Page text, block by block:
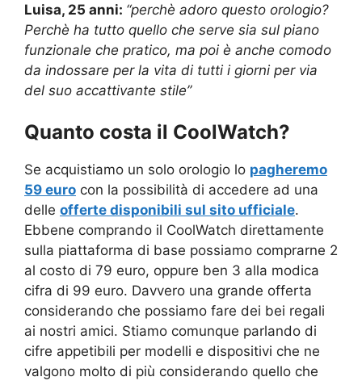
Luisa, 25 anni: “perchè adoro questo orologio?
Perchè ha tutto quello che serve sia sul piano
funzionale che pratico, ma poi è anche comodo
da indossare per la vita di tutti i giorni per via
del suo accattivante stile”
Quanto costa il CoolWatch?
Se acquistiamo un solo orologio lo pagheremo
59 euro con la possibilità di accedere ad una
delle offerte disponibili sul sito ufficiale.
Ebbene comprando il CoolWatch direttamente
sulla piattaforma di base possiamo comprarne 2
al costo di 79 euro, oppure ben 3 alla modica
cifra di 99 euro. Davvero una grande offerta
considerando che possiamo fare dei bei regali
ai nostri amici. Stiamo comunque parlando di
cifre appetibili per modelli e dispositivi che ne
valgono molto di più considerando quello che